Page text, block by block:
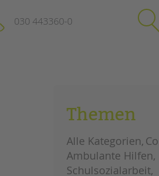
Impressum
Datenschutz
Hinweisgebersystem
schließen
030 443360-0
SuchenThemen
Alle Kategorien
Ambulante Hilfen
Schulsozialarbeit